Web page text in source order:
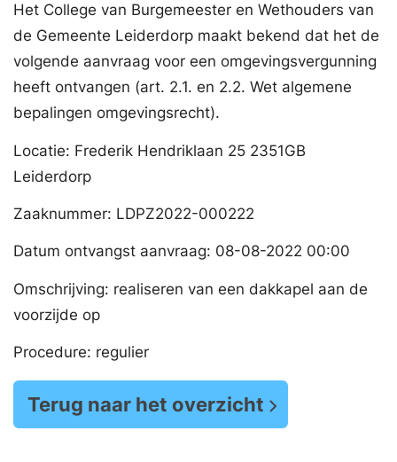
Het College van Burgemeester en Wethouders van
de Gemeente Leiderdorp maakt bekend dat het de
volgende aanvraag voor een omgevingsvergunning
heeft ontvangen (art. 2.1. en 2.2. Wet algemene
bepalingen omgevingsrecht).
Locatie: Frederik Hendriklaan 25 2351GB
Leiderdorp
Zaaknummer: LDPZ2022-000222
Datum ontvangst aanvraag: 08-08-2022 00:00
Omschrijving: realiseren van een dakkapel aan de
voorzijde op
Procedure: regulier
Terug naar het overzicht